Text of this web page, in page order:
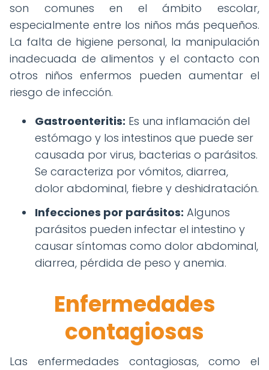
son comunes en el ámbito escolar,
especialmente entre los niños más pequeños.
La falta de higiene personal, la manipulación
inadecuada de alimentos y el contacto con
otros niños enfermos pueden aumentar el
riesgo de infección.
Gastroenteritis: Es una inflamación del
estómago y los intestinos que puede ser
causada por virus, bacterias o parásitos.
Se caracteriza por vómitos, diarrea,
dolor abdominal, fiebre y deshidratación.
Infecciones por parásitos: Algunos
parásitos pueden infectar el intestino y
causar síntomas como dolor abdominal,
diarrea, pérdida de peso y anemia.
Enfermedades
contagiosas
Las enfermedades contagiosas, como el